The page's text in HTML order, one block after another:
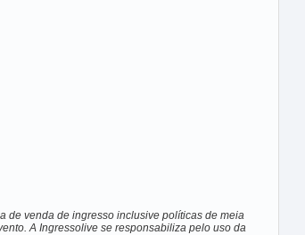
de venda de ingresso inclusive políticas de meia
A Ingressolive se responsabiliza pelo uso da